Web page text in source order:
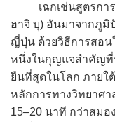
เฉกเช่นสูตรการกิ
ฮาจิ บุ) อันมาจากภูมิ
ญี่ปุ่น ด้วยวิธีการสอ
หนึ่งในกุญแจสำคัญที่
ยืนที่สุดในโลก ภายใ
หลักการทางวิทยาศา
15–20 นาที กว่าสม